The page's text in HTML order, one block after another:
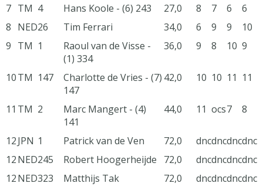
7 TM 4 Hans Koole - (6) 243 27,0 8 7 6
6
8 NED26 Tim Ferrari 34,0 6 9 9
10
9 TM 1
Raoul van de Visse -
(1) 334
36,0 9 8 10 9
10TM 147
Charlotte de Vries - (7)
147
42,0 10 10 11 11
11 TM 2
Marc Mangert - (4)
141
44,0 11 ocs7 8
12JPN 1 Patrick van de Ven 72,0 dncdncdncdnc
12NED245 Robert Hoogerheijde 72,0 dncdncdncdnc
12NED323 Matthijs Tak 72,0 dncdncdncdnc